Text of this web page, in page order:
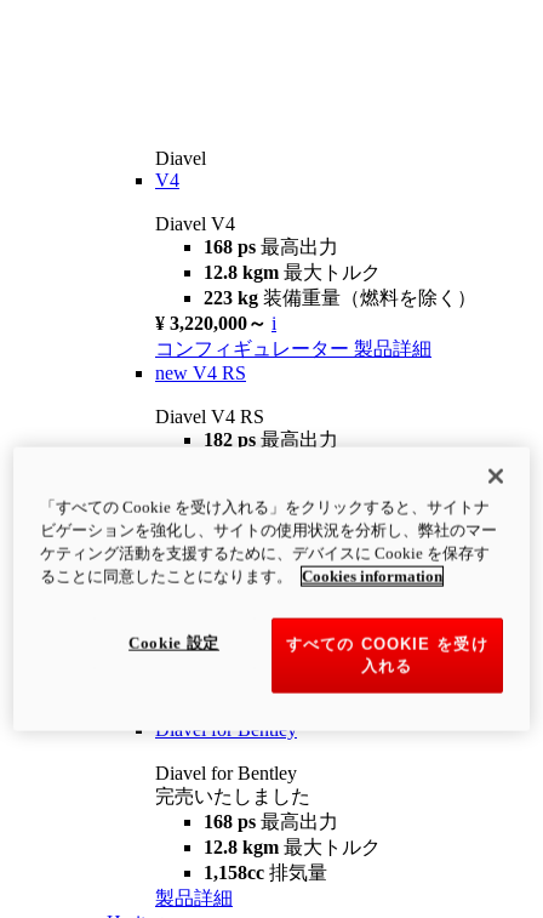
Diavel
V4
Diavel V4
168 ps 最高出力
12.8 kgm 最大トルク
223 kg 装備重量（燃料を除く）
¥ 3,220,000～ i
コンフィギュレーター 製品詳細
new V4 RS
Diavel V4 RS
182 ps 最高出力
¥4,400,000 i
コンフィギュレーター 製品詳細
newV4 RS 100
12.2 kgm
最大トルク
装備重量（燃料を除く）
Diavel for Bentley
Diavel for Bentley
完売いたしました
168 ps 最高出力
12.8 kgm 最大トルク
1,158cc 排気量
製品詳細
「すべての Cookie を受け入れる」をクリックすると、サイトナ
ビゲーションを強化し、サイトの使用状況を分析し、弊社のマー
ケティング活動を支援するために、デバイスに Cookie を保存す
ることに同意したことになります。
Cookies information
すべての COOKIE を受け
入れる
Cookie 設定